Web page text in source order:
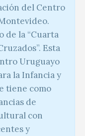
del Centro
de la “Cuarta
Esta
Uruguayo
la Infancia y
tiene como
de
con
y